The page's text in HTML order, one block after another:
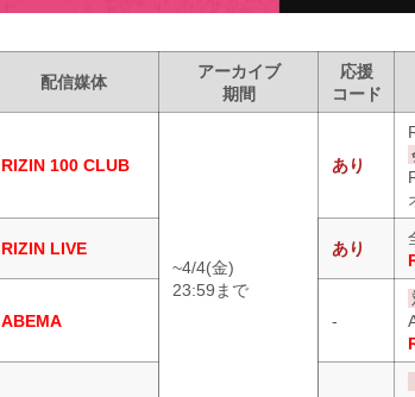
配信媒体
アーカイブ
期間
応援
コード
RIZIN 100 CLUB
~4/4(金)
23:59まで
あり
RIZIN LIVE あり
ABEMA -